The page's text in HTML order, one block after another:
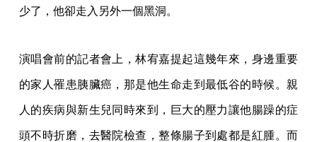
少了，他卻走入另外一個黑洞。
演唱會前的記者會上，林宥嘉提起這幾年來，身邊重要
的家人罹患胰臟癌，那是他生命走到最低谷的時候。親
人的疾病與新生兒同時來到，巨大的壓力讓他腸躁的症
頭不時折磨，去醫院檢查，整條腸子到處都是紅腫。而